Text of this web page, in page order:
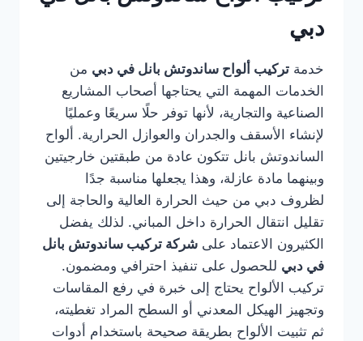
دبي
خدمة تركيب ألواح ساندوتش بانل في دبي من
الخدمات المهمة التي يحتاجها أصحاب المشاريع
الصناعية والتجارية، لأنها توفر حلًا سريعًا وعمليًا
لإنشاء الأسقف والجدران والعوازل الحرارية. ألواح
الساندوتش بانل تتكون عادة من طبقتين خارجيتين
وبينهما مادة عازلة، وهذا يجعلها مناسبة جدًا
لظروف دبي من حيث الحرارة العالية والحاجة إلى
تقليل انتقال الحرارة داخل المباني. لذلك يفضل
الكثيرون الاعتماد على شركة تركيب ساندوتش بانل
في دبي للحصول على تنفيذ احترافي ومضمون.
تركيب الألواح يحتاج إلى خبرة في رفع المقاسات
وتجهيز الهيكل المعدني أو السطح المراد تغطيته،
ثم تثبيت الألواح بطريقة صحيحة باستخدام أدوات